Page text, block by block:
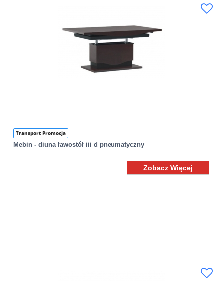
Transport Promocja
Mebin - diuna ławostół iii d pneumatyczny
Zobacz Więcej